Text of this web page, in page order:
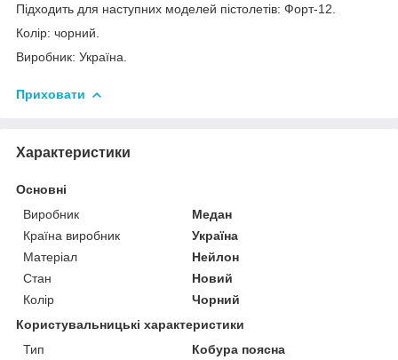
Підходить для наступних моделей пістолетів: Форт-12.
Колір: чорний.
Виробник: Україна.
Приховати
Характеристики
Основні
Виробник
Медан
Країна виробник
Україна
Матеріал
Нейлон
Стан
Новий
Колір
Чорний
Користувальницькі характеристики
Тип
Кобура поясна